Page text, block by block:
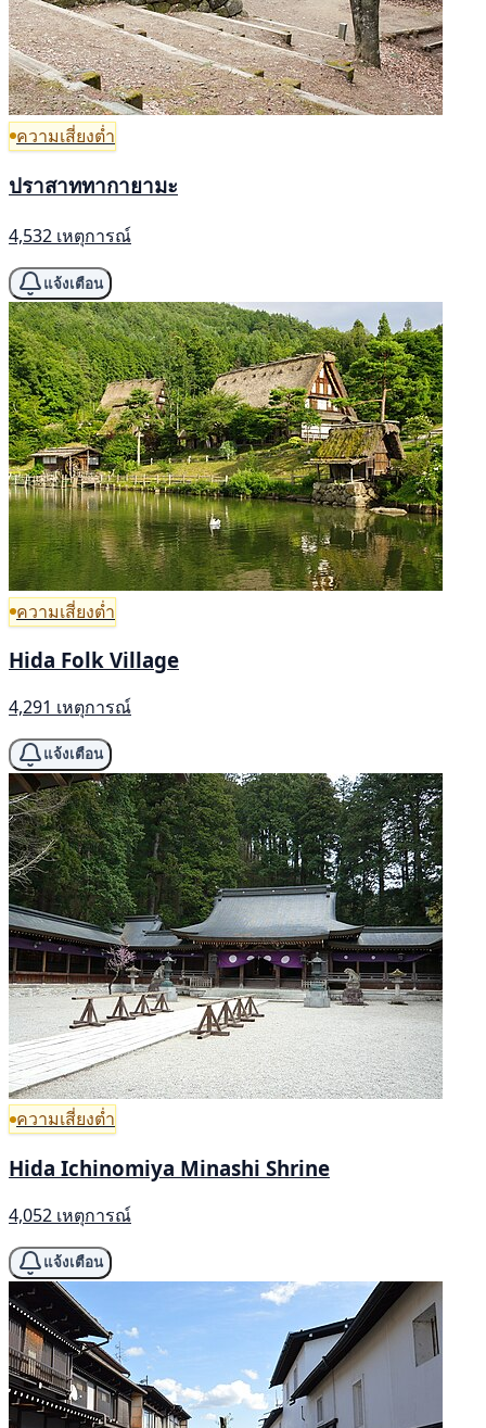
ความเสี่ยงต่ำ
ปราสาททากายามะ
4,532 เหตุการณ์
แจ้งเตือน
ความเสี่ยงต่ำ
Hida Folk Village
4,291 เหตุการณ์
แจ้งเตือน
ความเสี่ยงต่ำ
Hida Ichinomiya Minashi Shrine
4,052 เหตุการณ์
แจ้งเตือน